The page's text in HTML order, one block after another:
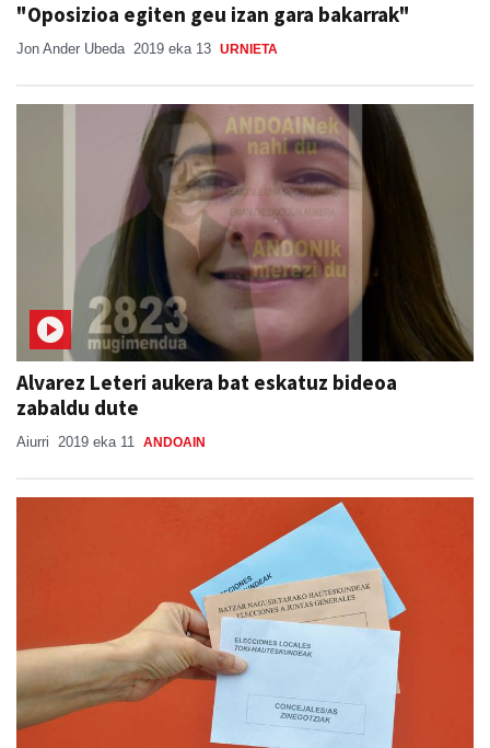
"Oposizioa egiten geu izan gara bakarrak"
Jon Ander Ubeda 2019 eka 13 URNIETA
Alvarez Leteri aukera bat eskatuz bideoa
zabaldu dute
Aiurri 2019 eka 11 ANDOAIN